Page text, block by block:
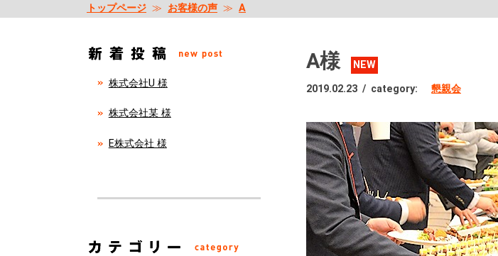
トップページ ≫ お客様の声 ≫ A
A様 NEW
2019.02.23 / category: 懇親会
株式会社U 様
株式会社某 様
E株式会社 様